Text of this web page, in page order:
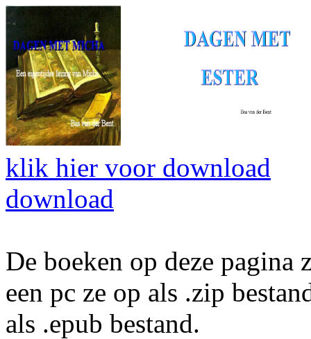
klik hier voor download
download
De boeken op deze pagina
een pc ze op als .zip
als .epub bestand.